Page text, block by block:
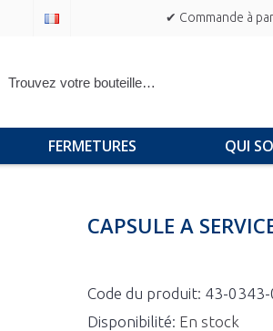
✔ Commande à
FERMETURES QUI
CAPSULE A
Code du produit: 43-0343-
Disponibilité: En stock